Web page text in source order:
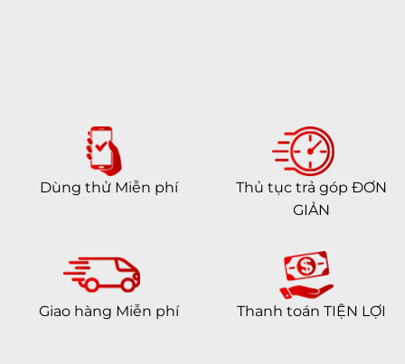
Dùng thử Miễn phí
Thủ tục trả góp ĐƠN
GIẢN
Giao hàng Miễn phí Thanh toán TIỆN LỢI